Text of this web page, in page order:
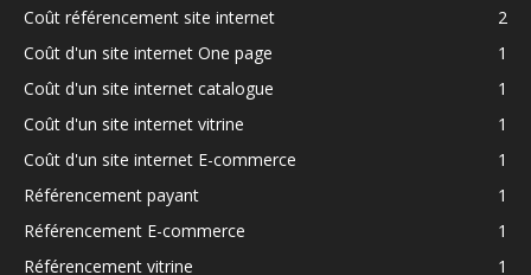
Coût référencement site internet
2
Coût d'un site internet One page
1
Coût d'un site internet catalogue
1
Coût d'un site internet vitrine
1
Coût d'un site internet E-commerce
1
Référencement payant
1
Référencement E-commerce
1
Référencement vitrine
1